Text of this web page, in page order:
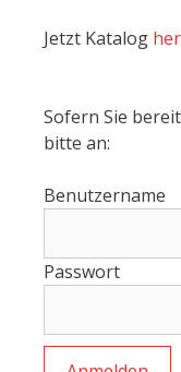
Jetzt Katalog
Sofern Sie
bitte an:
Benutzername
Passwort